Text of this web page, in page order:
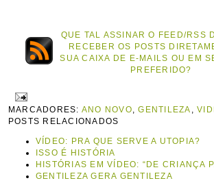
QUE TAL ASSINAR O FEED/RSS
RECEBER OS POSTS
SUA CAIXA DE E-MAILS OU EM
PREFERIDO?
MARCADORES: ANO NOVO,GENTILEZA ,
POSTS RELACIONADOS
VÍDEO: PRA QUE SERVE A UTOPIA?
ISSO É HISTÓRIA
HISTÓRIAS EM VÍDEO: “DE CRIANÇA
GENTILEZA GERA GENTILEZA